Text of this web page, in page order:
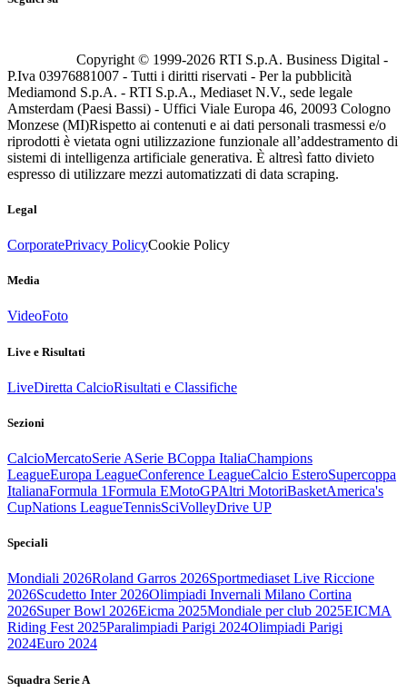
Copyright © 1999-2026 RTI S.p.A. Business Digital -
P.Iva 03976881007 - Tutti i diritti riservati - Per la pubblicità
Mediamond S.p.A. - RTI S.p.A., Mediaset N.V., sede legale
Amsterdam (Paesi Bassi) - Uffici Viale Europa 46, 20093 Cologno
Monzese (MI)Rispetto ai contenuti e ai dati personali trasmessi e/o
riprodotti è vietata ogni utilizzazione funzionale all’addestramento di
sistemi di intelligenza artificiale generativa. È altresì fatto divieto
espresso di utilizzare mezzi automatizzati di data scraping.
Legal
CorporatePrivacy PolicyCookie Policy
Media
VideoFoto
Live e Risultati
LiveDiretta CalcioRisultati e Classifiche
Sezioni
CalcioMercatoSerie ASerie BCoppa ItaliaChampions
LeagueEuropa LeagueConference LeagueCalcio EsteroSupercoppa
ItalianaFormula 1Formula EMotoGPAltri MotoriBasketAmerica's
CupNations LeagueTennisSciVolleyDrive UP
Speciali
Mondiali 2026Roland Garros 2026Sportmediaset Live Riccione
2026Scudetto Inter 2026Olimpiadi Invernali Milano Cortina
2026Super Bowl 2026Eicma 2025Mondiale per club 2025EICMA
Riding Fest 2025Paralimpiadi Parigi 2024Olimpiadi Parigi
2024Euro 2024
Squadra Serie A